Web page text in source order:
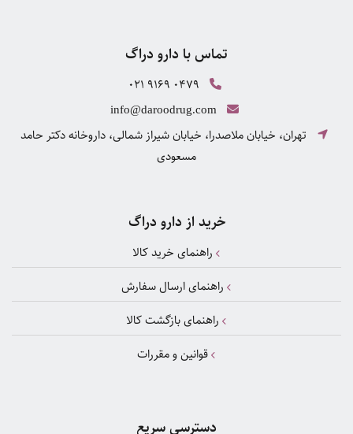
تماس با دارو دراگ
021 9169 0479
info@daroodrug.com
تهران، خیابان ملاصدرا، خیابان شیراز شمالی، داروخانه دکتر حامد
مسعودی
خرید از دارو دراگ
راهنمای خرید کالا
راهنمای ارسال سفارش
راهنمای بازگشت کالا
قوانین و مقررات
دسترسی سریع